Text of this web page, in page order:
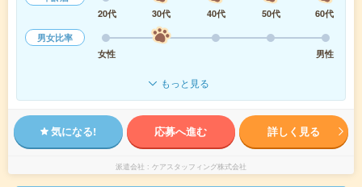
20代
30代 40代 50代
60代
男女比率
女性
男性
もっと見る
気になる! 応募へ進む 詳しく見る
派遣会社 ケアスタッフィング株式会社